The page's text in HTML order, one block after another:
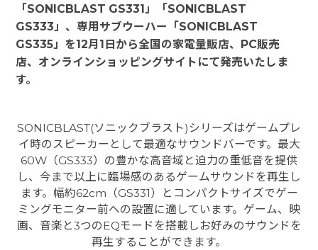
「SONICBLAST GS331」「SONICBLAST
GS333」、専用サブウーハー「SONICBLAST
GS335」を12月1日から全国の家電量販店、PC販売
店、オンラインショッピングサイトにて発売いたしま
す。
SONICBLAST(ソニックブラスト)シリーズはゲームプレ
イ時のスピーカーとして最適なサウンドバーです。最大
60W（GS333）の豊かな高音域と迫力の重低音を提供
し、今まで以上に臨場感のあるゲームサウンドを再生し
ます。幅約62cm（GS331）とコンパクトサイズでゲー
ミングモニター前への設置に適しています。ゲーム、映
画、音楽と3つのEQモードを搭載しお好みのサウンドを
再生することができます。